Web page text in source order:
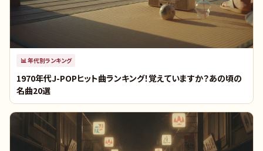
📊 年代別ランキング
1970年代J-POPヒット曲ランキング！覚えていますか？あの頃の
名曲20選